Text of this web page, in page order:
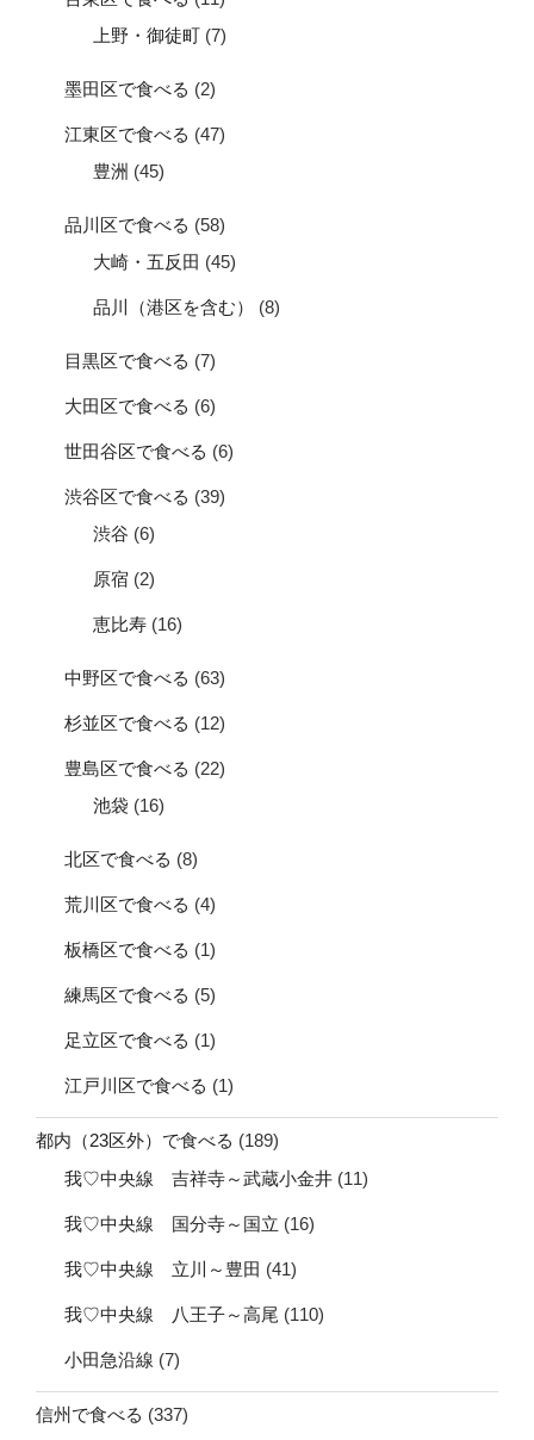
上野・御徒町 (7)
墨田区で食べる (2)
江東区で食べる (47)
豊洲 (45)
品川区で食べる (58)
大崎・五反田 (45)
品川（港区を含む） (8)
目黒区で食べる (7)
大田区で食べる (6)
世田谷区で食べる (6)
渋谷区で食べる (39)
渋谷 (6)
原宿 (2)
恵比寿 (16)
中野区で食べる (63)
杉並区で食べる (12)
豊島区で食べる (22)
池袋 (16)
北区で食べる (8)
荒川区で食べる (4)
板橋区で食べる (1)
練馬区で食べる (5)
足立区で食べる (1)
江戸川区で食べる (1)
都内（23区外）で食べる (189)
我♡中央線 吉祥寺～武蔵小金井 (11)
我♡中央線 国分寺～国立 (16)
我♡中央線 立川～豊田 (41)
我♡中央線 八王子～高尾 (110)
小田急沿線 (7)
信州で食べる (337)